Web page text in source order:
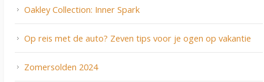
Oakley Collection: Inner Spark
Op reis met de auto? Zeven tips voor je ogen op vakantie
Zomersolden 2024